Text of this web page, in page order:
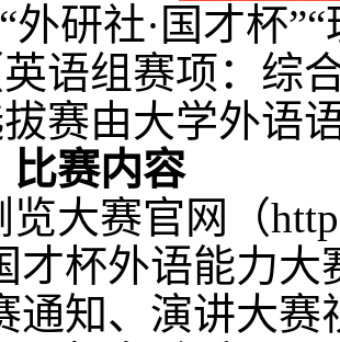
“外研社· 国才杯”“
语组赛项：综
赛由大学外语
比赛内容
览大赛官网（
才杯外语能力大
通知、演讲大